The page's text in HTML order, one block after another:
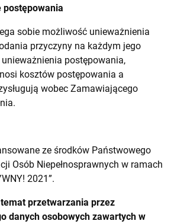
postępowania
sobie możliwość unieważnienia
przyczyny na każdym jego
postępowania,
kosztów postępowania a
wobec Zamawiającego
ze środków Państwowego
Osób Niepełnosprawnych w ramach
2021”.
przetwarzania przez
danych osobowych zawartych w